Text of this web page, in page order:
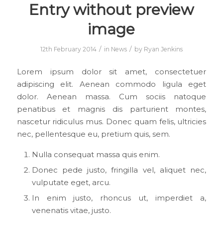
Entry without preview
image
12th February 2014 / in News / by Ryan Jenkins
Lorem ipsum dolor sit amet, consectetuer
adipiscing elit. Aenean commodo ligula eget
dolor. Aenean massa. Cum sociis natoque
penatibus et magnis dis parturient montes,
nascetur ridiculus mus. Donec quam felis, ultricies
nec, pellentesque eu, pretium quis, sem.
Nulla consequat massa quis enim.
Donec pede justo, fringilla vel, aliquet nec,
vulputate eget, arcu.
In enim justo, rhoncus ut, imperdiet a,
venenatis vitae, justo.